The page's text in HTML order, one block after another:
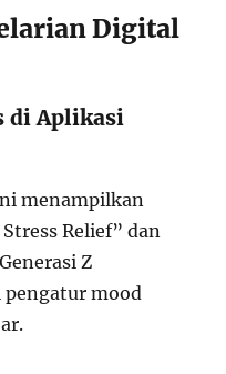
Digital
di Aplikasi
menampilkan
Relief” dan
Z
pengatur mood